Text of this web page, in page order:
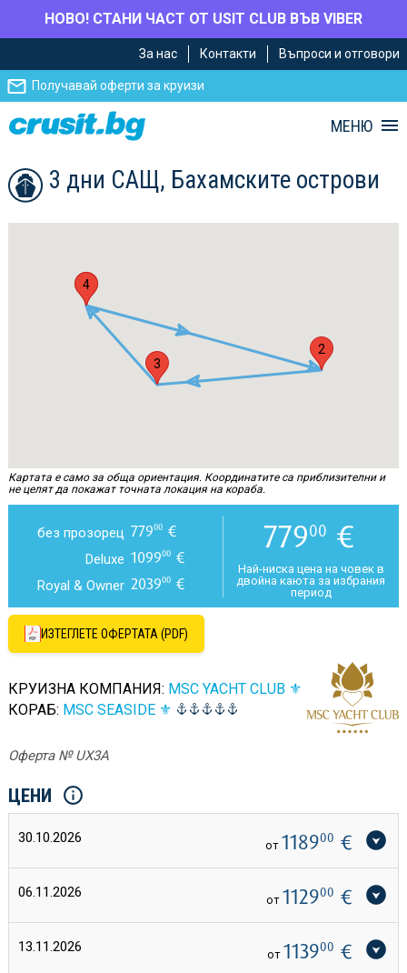
НОВО! СТАНИ ЧАСТ ОТ USIT CLUB ВЪВ VIBER
главното
съдържание
Навигацията
За нас Контакти Въпроси и отговори
Получавай оферти за круизи
МЕНЮ
3 дни САЩ, Бахамските острови
1
2
3
4
Картата е само за обща ориентация. Координатите са приблизителни и
не целят да покажат точната локация на кораба.
без прозорец 77900€
Deluxe 109900€
Royal & Owner 203900€
77900 €
Най-ниска цена на човек в
двойна каюта за избрания
период
ИЗТЕГЛЕТЕ ОФЕРТАТА (PDF)
КРУИЗНА КОМПАНИЯ: MSC YACHT CLUB ⚜
КОРАБ: MSC SEASIDE ⚜
Оферта № UX3A
ЦЕНИ
30.10.2026 от 118900 €
06.11.2026 от 112900 €
13.11.2026 от 113900 €